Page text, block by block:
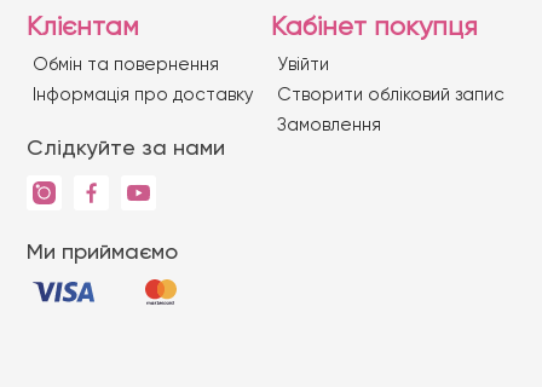
Клієнтам
Обмін та повернення
Iнформація про доставку
Слідкуйте за нами
Ми приймаємо
Кабінет покупця
Увійти
Створити обліковий запис
Замовлення